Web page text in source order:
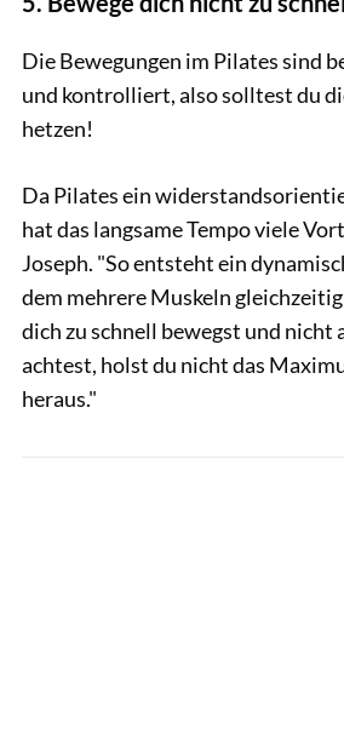
Die Bewegungen im Pilates sind
und kontrolliert, also solltest du
hetzen!
Da Pilates ein
hat das langsame Tempo viele
Joseph. "So entsteht ein
dem mehrere Muskeln
dich zu schnell bewegst und nicht
achtest, holst du nicht das
heraus."